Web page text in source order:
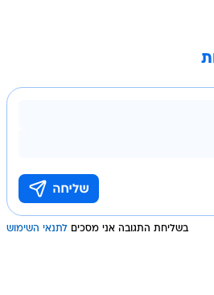
בשליחת התגובה אני מסכים לתנאי השימוש